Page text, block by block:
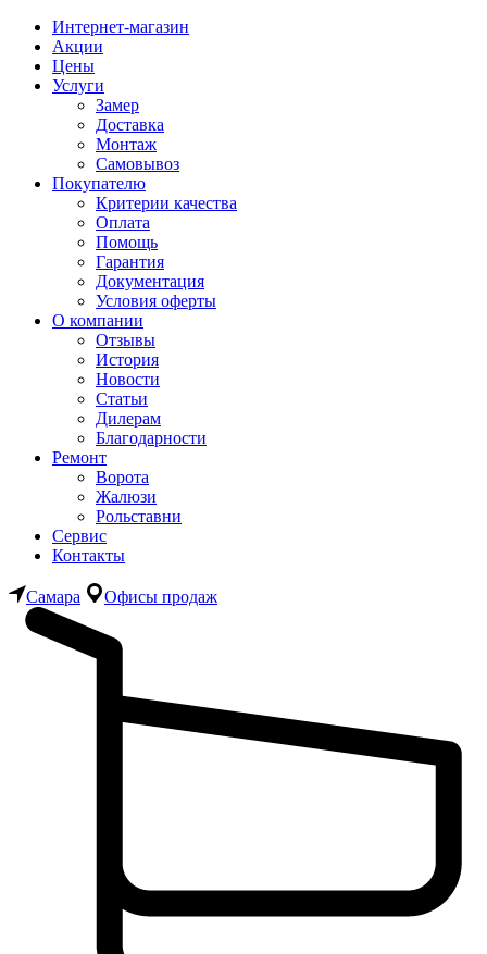
Интернет-магазин
Акции
Цены
Услуги
Замер
Доставка
Монтаж
Самовывоз
Покупателю
Критерии качества
Оплата
Помощь
Гарантия
Документация
Условия оферты
О компании
Отзывы
История
Новости
Статьи
Дилерам
Благодарности
Ремонт
Ворота
Жалюзи
Рольставни
Сервис
Контакты
Самара Офисы продаж